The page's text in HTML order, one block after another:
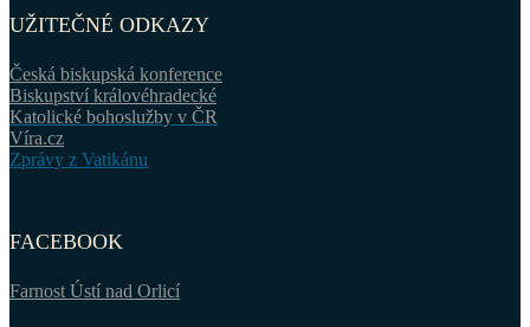
UŽITEČNÉ ODKAZY
Česká biskupská konference
Biskupství královéhradecké
Katolické bohoslužby v ČR
Víra.cz
Zprávy z Vatikánu
FACEBOOK
Farnost Ústí nad Orlicí